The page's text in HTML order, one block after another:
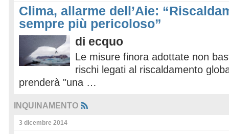
Clima, allarme dell’Aie:
sempre più pericoloso”
di ecquo
Le misure finora adottate non
rischi legati al riscaldamento
prenderà "una …
INQUINAMENTO
3 dicembre 2014